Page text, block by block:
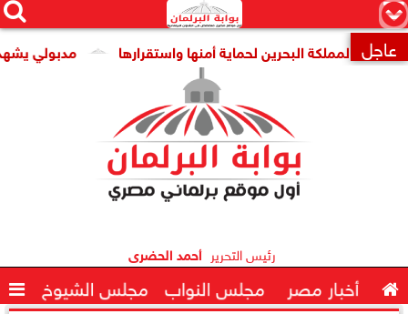
×


 عاجل مدبولي يشهد البحرين لحماية أمنها واستقرارها
رئيس التحرير أحمد الحضرى
 أخبار مصر مجلس النواب مجلس الشيوخ 